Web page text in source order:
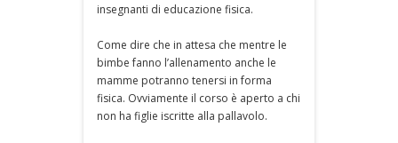
insegnanti di educazione fisica.
Come dire che in attesa che mentre le
bimbe fanno l’allenamento anche le
mamme potranno tenersi in forma
fisica. Ovviamente il corso è aperto a chi
non ha figlie iscritte alla pallavolo.